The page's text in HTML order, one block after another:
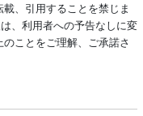
、引用することを禁じま
、利用者への予告なしに変
ことをご理解、ご承諾さ